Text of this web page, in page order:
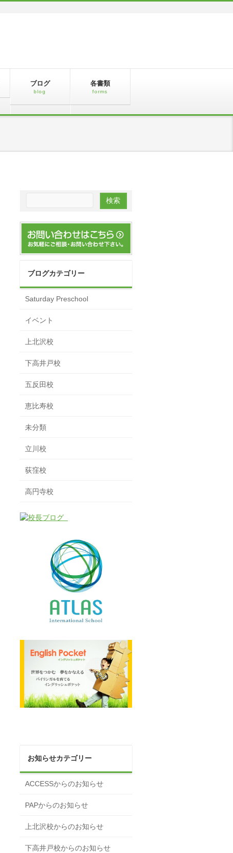
ブログ
blog
各書類
forms
ブログカテゴリー
Saturday Preschool
イベント
上北沢校
下高井戸校
五反田校
恵比寿校
未分類
立川校
荻窪校
高円寺校
お知らせカテゴリー
ACCESSからのお知らせ
PAPからのお知らせ
上北沢校からのお知らせ
下高井戸校からのお知らせ